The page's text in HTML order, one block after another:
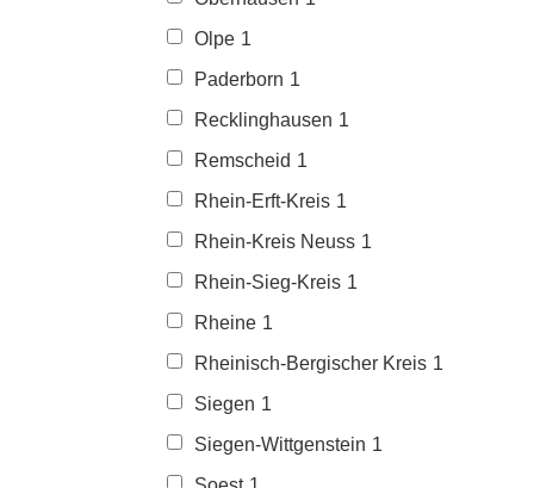
Olpe 1
Paderborn 1
Recklinghausen 1
Remscheid 1
Rhein-Erft-Kreis 1
Rhein-Kreis Neuss 1
Rhein-Sieg-Kreis 1
Rheine 1
Rheinisch-Bergischer Kreis 1
Siegen 1
Siegen-Wittgenstein 1